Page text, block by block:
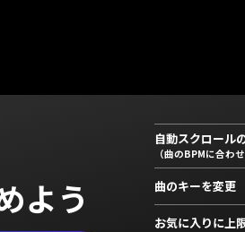
よう
自動スクロール
（曲のBPMに合わ
曲のキーを変更
お気に入りに上